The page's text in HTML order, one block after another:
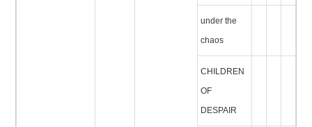
under the
chaos
CHILDREN
OF
DESPAIR